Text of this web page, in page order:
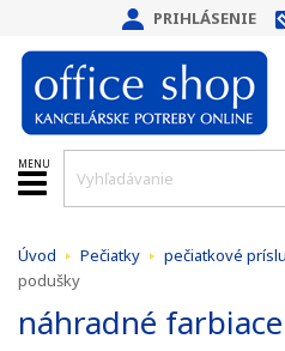
PRIHLÁSENIE
MENU
Úvod Pečiatky pečiatkové
podušky
náhradné